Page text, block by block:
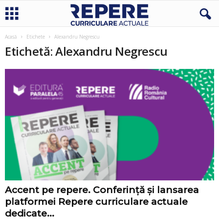
Acasă Etichete Alexandru Negrescu
Etichetă: Alexandru Negrescu
Accent pe repere. Conferință și lansarea
platformei Repere curriculare actuale
dedicate...